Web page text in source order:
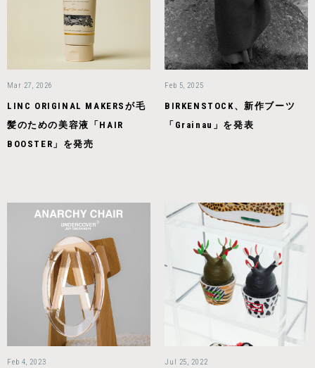
Mar 27, 2026
LINC ORIGINAL MAKERSが毛
髪のための美容液「HAIR
BOOSTER」を発売
Feb 5, 2025
BIRKENSTOCK、新作ブーツ
「Grainau」を発表
Feb 4, 2023 Jul 25, 2022